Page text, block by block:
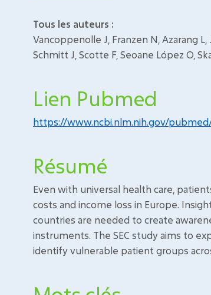
Tous les auteurs :
Vancoppenolle J, Franzen N, Azarang
Schmitt J, Scotte F, Seoane López O,
Lien Pubmed
https://www.ncbi.nlm.nih.gov/
Résumé
Even with universal health care,
costs and income loss in Europe.
countries are needed to create
instruments. The SEC study aims to
identify vulnerable patient groups